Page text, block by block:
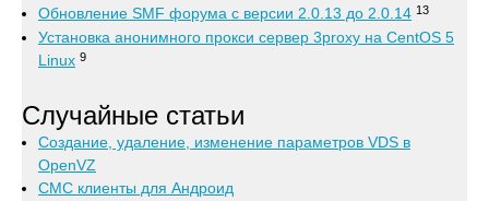
Обновление SMF форума с версии 2.0.13 до 2.0.14 13
Установка анонимного прокси сервер 3proxy на CentOS 5
Linux 9
Случайные статьи
Создание, удаление, изменение параметров VDS в
OpenVZ
СМС клиенты для Андроид